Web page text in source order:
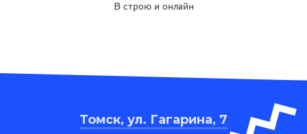
В строю и онлайн
Томск, ул. Гагарина, 7